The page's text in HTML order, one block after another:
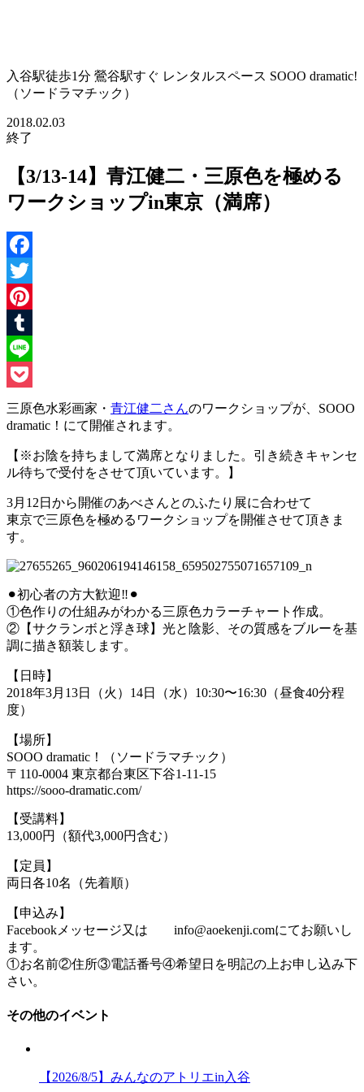
入谷駅徒歩1分 鶯谷駅すぐ レンタルスペース SOOO dramatic!
（ソードラマチック）
2018.02.03
終了
【3/13-14】青江健二・三原色を極める
ワークショップin東京（満席）
Facebook
Twitter
Pinterest
Tumblr
Line
Pocket
三原色水彩画家・ 青江健二さんのワークショップが、SOOO
dramatic！にて開催されます。
【※お陰を持ちまして満席となりました。引き続きキャンセ
ル待ちで受付をさせて頂いています。】
3月12日から開催のあべさんとのふたり展に合わせて
東京で三原色を極めるワークショップを開催させて頂きま
す。
⚫︎初心者の方大歓迎‼︎⚫︎
①色作りの仕組みがわかる三原色カラーチャート作成。
②【サクランボと浮き球】光と陰影、その質感をブルーを基
調に描き額装します。
【日時】
2018年3月13日（火）14日（水）10:30〜16:30（昼食40分程
度）
【場所】
SOOO dramatic！（ソードラマチック）
〒110-0004 東京都台東区下谷1-11-15
https://sooo-dramatic.com/
【受講料】
13,000円（額代3,000円含む）
【定員】
両日各10名（先着順）
【申込み】
Facebookメッセージ又は info@aoekenji.comにてお願いし
ます。
①お名前②住所③電話番号④希望日を明記の上お申し込み下
さい。
その他のイベント
【2026/8/5】みんなのアトリエin入谷